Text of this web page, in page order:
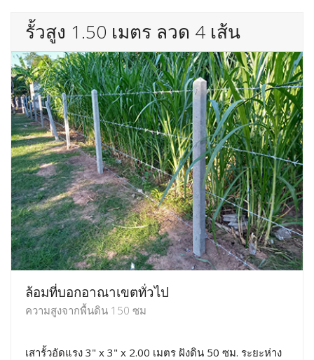
รั้วสูง 1.50 เมตร ลวด 4 เส้น
ล้อมที่บอกอาณาเขตทั่วไป
ความสูงจากพื้นดิน 150 ซม
เสารั้วอัดแรง 3" x 3" x 2.00 เมตร ฝังดิน 50 ซม. ระยะห่าง